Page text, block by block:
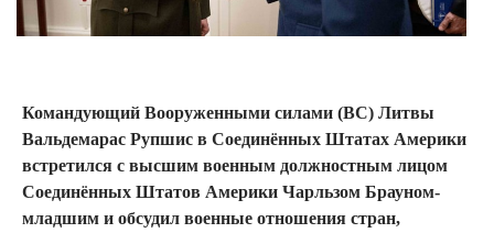
Командующий Вооруженными силами (ВС) Литвы
Вальдемарас Рупшис в Соединённых Штатах Америки
встретился с высшим военным должностным лицом
Соединённых Штатов Америки Чарльзом Брауном-
младшим и обсудил военные отношения стран,